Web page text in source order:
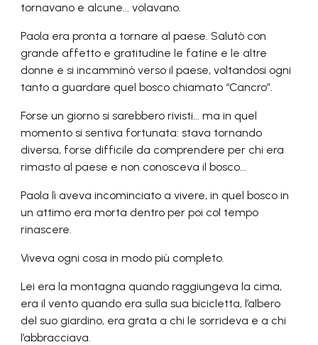
tornavano e alcune... volavano.
Paola era pronta a tornare al paese. Salutò con
grande affetto e gratitudine le fatine e le altre
donne e si incamminò verso il paese, voltandosi ogni
tanto a guardare quel bosco chiamato “Cancro”.
Forse un giorno si sarebbero rivisti... ma in quel
momento si sentiva fortunata: stava tornando
diversa, forse difficile da comprendere per chi era
rimasto al paese e non conosceva il bosco...
Paola lì aveva incominciato a vivere, in quel bosco in
un attimo era morta dentro per poi col tempo
rinascere.
Viveva ogni cosa in modo più completo.
Lei era la montagna quando raggiungeva la cima,
era il vento quando era sulla sua bicicletta, l’albero
del suo giardino, era grata a chi le sorrideva e a chi
l’abbracciava.